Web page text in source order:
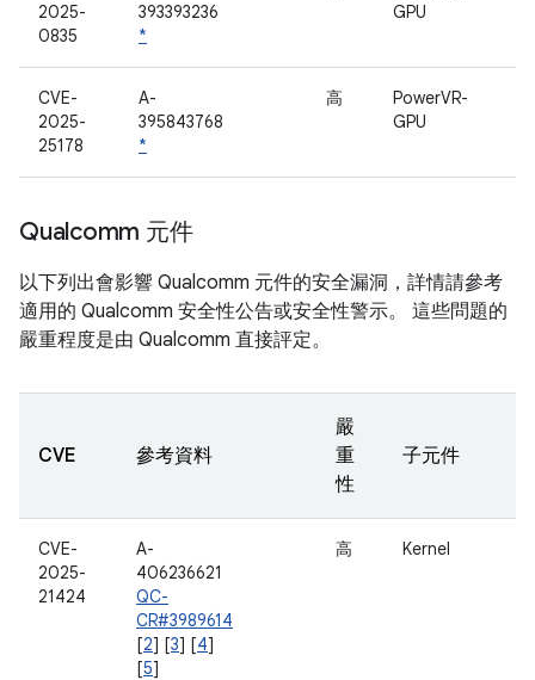
2025-
0835
393393236
*
GPU
CVE-
2025-
25178
A-
395843768
*
高
PowerVR-
GPU
Qualcomm 元件
以下列出會影響 Qualcomm 元件的安全漏洞，詳情請參考
適用的 Qualcomm 安全性公告或安全性警示。 這些問題的
嚴重程度是由 Qualcomm 直接評定。
CVE 參考資料
嚴
重
性
子元件
CVE-
2025-
21424
A-
406236621
QC-
CR#3989614
[2] [3] [4]
[5]
高 Kernel